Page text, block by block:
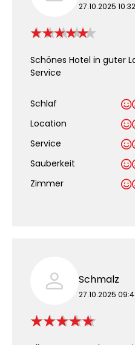
27.10.2025 10:32
Schönes Hotel in guter
Service
Schlaf
Location
Service
Sauberkeit
Zimmer
Schmalz
27.10.2025